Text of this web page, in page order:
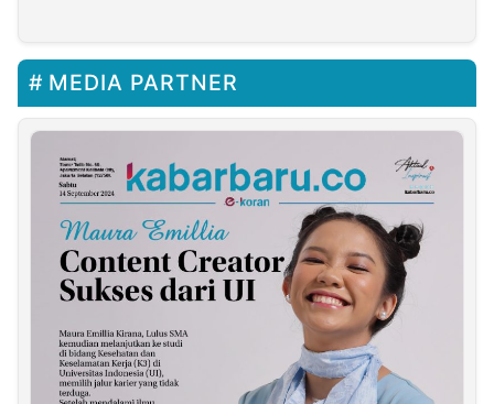
MEDIA PARTNER